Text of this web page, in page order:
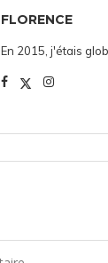
FLORENCE
En 2015, j'étais